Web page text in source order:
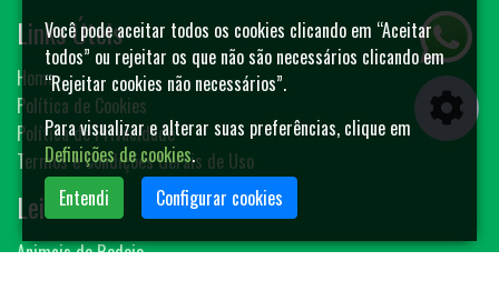
Links Úteis
Home
Política de Cookies
Política de Privacidade
Termos e Condições Gerais de Uso
Leilões
Animais de Rodeio
Você pode aceitar todos os cookies clicando em “Aceitar
todos” ou rejeitar os que não são necessários clicando em
“Rejeitar cookies não necessários”.
Para visualizar e alterar suas preferências, clique em
Definições de cookies.
Entendi
Configurar cookies